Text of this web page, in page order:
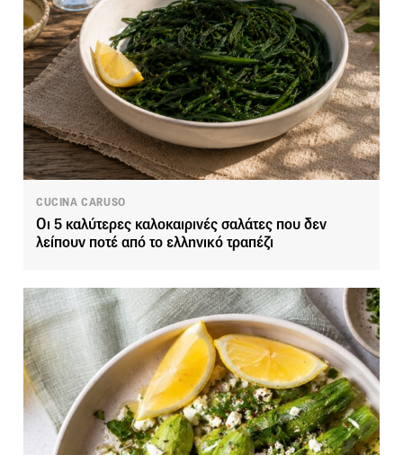
CUCINA CARUSO
Οι 5 καλύτερες καλοκαιρινές σαλάτες που δεν
λείπουν ποτέ από το ελληνικό τραπέζι